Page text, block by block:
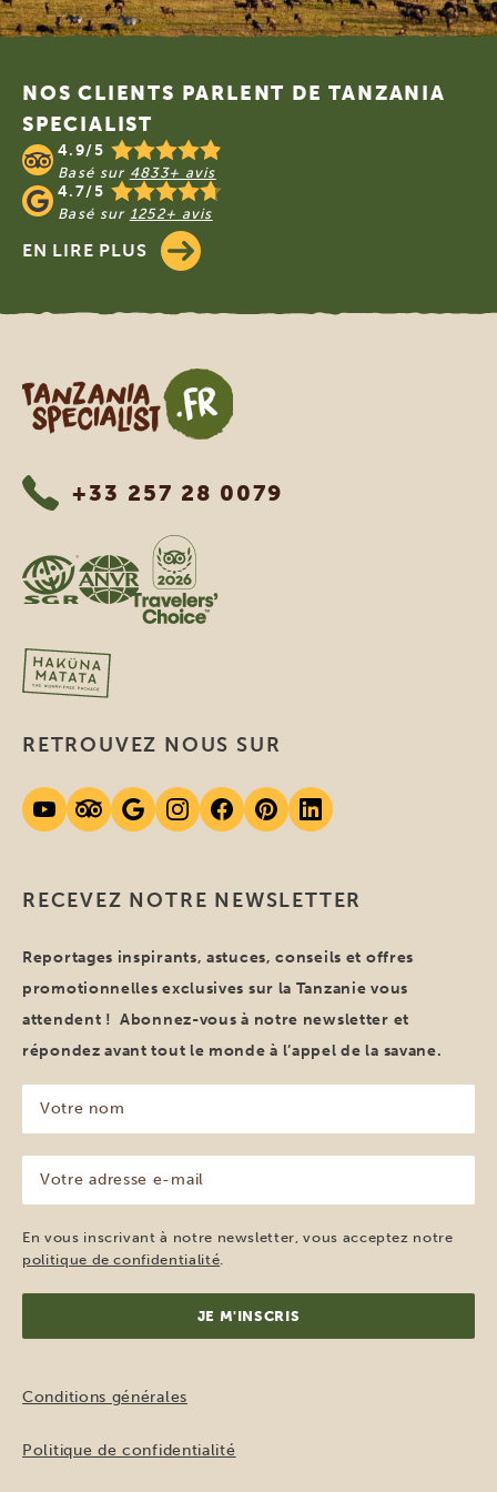
Footer
NOS CLIENTS PARLENT DE TANZANIA
SPECIALIST
4.9/5
Basé sur 4833+ avis
4.7/5
Basé sur 1252+ avis
EN LIRE PLUS
Tanzania Specialist
+33 257 28 0079
RECEVEZ NOTRE NEWSLETTER
Reportages inspirants, astuces, conseils et offres
promotionnelles exclusives sur la Tanzanie vous
attendent ! Abonnez-vous à notre newsletter et
répondez avant tout le monde à l’appel de la savane.
nom
(Nécessaire)
adresse
e-
mail
(Nécessaire)
En vous inscrivant à notre newsletter, vous acceptez notre
politique de confidentialité
RETROUVEZ NOUS SUR
Conditions générales
Politique de confidentialité